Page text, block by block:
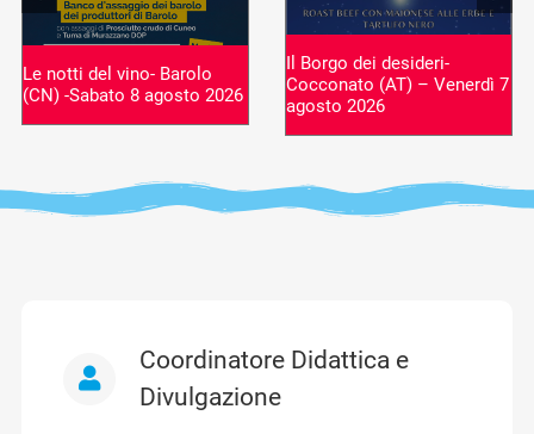
Le notti del vino- Barolo
(CN) -Sabato 8 agosto 2026
Il Borgo dei desideri-
Cocconato (AT) – Venerdì 7
agosto 2026
Coordinatore Didattica e
Divulgazione